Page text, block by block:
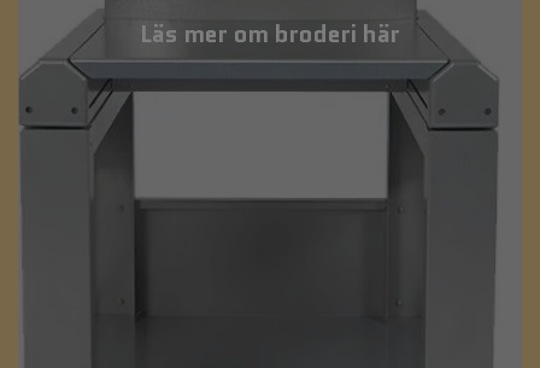
Läs mer om broderi här